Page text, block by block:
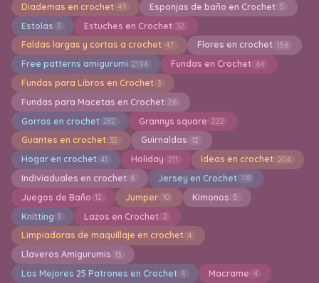
Diademas en crochet 49 Esponjas de baño en Crochet 5
Estolas 3 Estuches en Crochet 32
Faldas largas y cortas a crochet 47 Flores en crochet 156
Free patterns amigurumi 2194 Fundas en Crochet 64
Fundas para Libros en Crochet 3
Fundas para Macetas en Crochet 26
Gorros en crochet 282 Grannys square 222
Guantes en crochet 32 Guirnaldas 12
Hogar en crochet 41 Holiday 211 Ideas en crochet 204
Indiviaduales en crochet 6 Jersey en Crochet 118
Juegos de Baño 12 Jumper 10 Kimonos 5
Knitting 1 Lazos en Crochet 2
Limpiadoras de maquillaje en crochet 4
Llaveros Amigurumis 13
Los Mejores 25 Patrones en Crochet 4 Macrame 4